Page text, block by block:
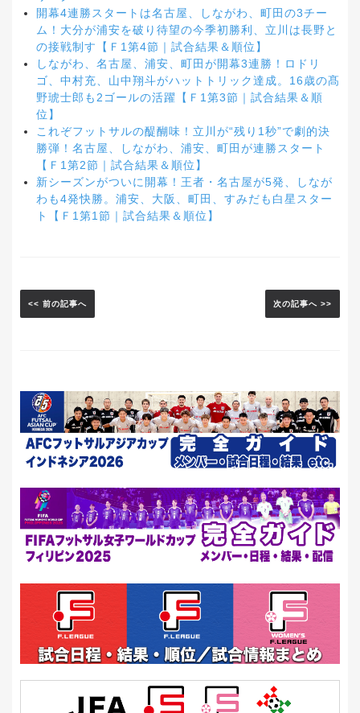
開幕4連勝スタートは名古屋、しながわ、町田の3チー
ム！大分が浦安を破り待望の今季初勝利、立川は長野と
の接戦制す【Ｆ1第4節｜試合結果＆順位】
しながわ、名古屋、浦安、町田が開幕3連勝！ロドリ
ゴ、中村充、山中翔斗がハットトリック達成。16歳の髙
野琥士郎も2ゴールの活躍【Ｆ1第3節｜試合結果＆順
位】
これぞフットサルの醍醐味！立川が“残り1秒”で劇的決
勝弾！名古屋、しながわ、浦安、町田が連勝スタート
【Ｆ1第2節｜試合結果＆順位】
新シーズンがついに開幕！王者・名古屋が5発、しなが
わも4発快勝。浦安、大阪、町田、すみだも白星スター
ト【Ｆ1第1節｜試合結果＆順位】
<< 前の記事へ 次の記事へ >>